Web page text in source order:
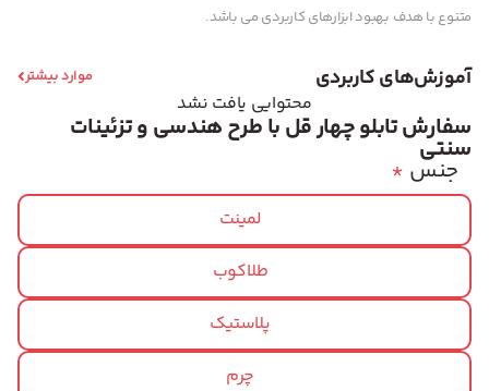
متنوع با هدف بهبود ابزارهای کاربردی می باشد.
آموزش‌های کاربردی موارد بیشتر
محتوایی یافت نشد
سفارش تابلو چهار قل با طرح هندسی و تزئینات
سنتی
* جنس
لمینت
طلاکوب
پلاستیک
چرم